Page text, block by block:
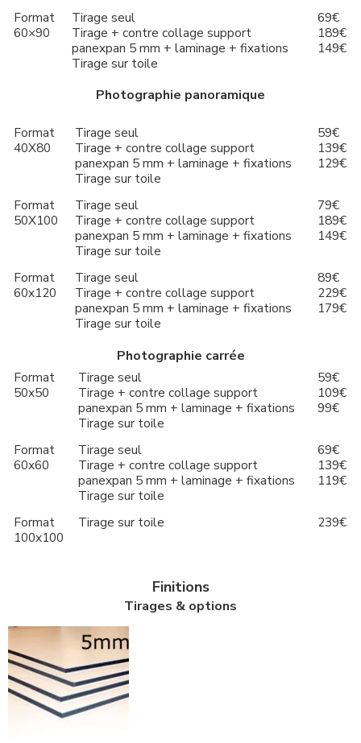
Format
60×90
Tirage seul
Tirage + contre collage support
panexpan 5 mm + laminage + fixations
Tirage sur toile
69€
189€
149€
Photographie panoramique
Format
40X80
Tirage seul
Tirage + contre collage support
panexpan 5 mm + laminage + fixations
Tirage sur toile
59€
139€
129€
Format
50X100
Tirage seul
Tirage + contre collage support
panexpan 5 mm + laminage + fixations
Tirage sur toile
79€
189€
149€
Format
60x120
Tirage seul
Tirage + contre collage support
panexpan 5 mm + laminage + fixations
Tirage sur toile
89€
229€
179€
Photographie carrée
Format
50x50
Tirage seul
Tirage + contre collage support
panexpan 5 mm + laminage + fixations
Tirage sur toile
59€
109€
99€
Format
60x60
Tirage seul
Tirage + contre collage support
panexpan 5 mm + laminage + fixations
Tirage sur toile
69€
139€
119€
Format
100x100
Tirage sur toile 239€
Finitions
Tirages & options